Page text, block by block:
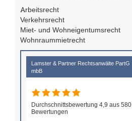
Arbeitsrecht
Verkehrsrecht
Miet- und Wohneigentumsrecht
Wohnraummietrecht
Lamster & Partner Rechtsanwälte PartG
mbB
Durchschnittsbewertung 4,9 aus 580
Bewertungen